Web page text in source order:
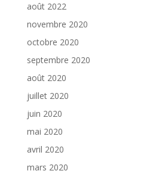
août 2022
novembre 2020
octobre 2020
septembre 2020
août 2020
juillet 2020
juin 2020
mai 2020
avril 2020
mars 2020